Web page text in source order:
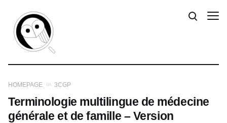
HOMEPAGE 3CGP
Terminologie multilingue de médecine
générale et de famille – Version